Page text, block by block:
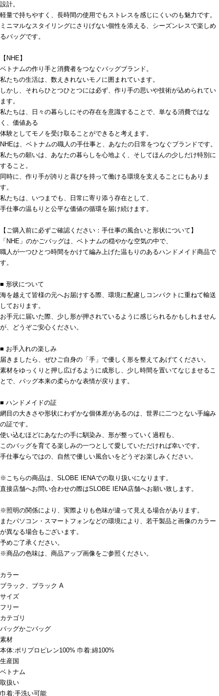
設計。
軽量で持ちやすく、長時間の使用でもストレスを感じにくいのも魅力です。
ミニマルなスタイリングにさりげない個性を添える、シーズンレスで楽しめ
るバッグです。
【NHE】
ベトナムの作り手と消費者をつなぐバッグブランド。
私たちの生活は、数えきれないモノに囲まれています。
しかし、それらひとつひとつには必ず、作り手の思いや技術が込められてい
ます。
私たちは、日々の暮らしにその存在を意識することで、単なる消費ではな
く、価値ある
体験としてモノを受け取ることができると考えます。
NHEは、ベトナムの職人の手仕事と、あなたの日常をつなぐブランドです。
私たちの願いは、あなたの暮らしを心地よく、そしてほんの少しだけ特別に
すること。
同時に、作り手が誇りと喜びを持って働ける環境を支えることにもありま
す。
私たちは、いつまでも、日常に寄り添う存在として、
手仕事の温もりと公平な価値の循環を届け続けます。
【ご購入前に必ずご確認ください：手仕事の風合いと形状について】
「NHE」のかごバッグは、ベトナムの穏やかな空気の中で、
職人が一つひとつ時間をかけて編み上げた温もりのあるハンドメイド商品で
す。
■ 形状について
海を越えて皆様の元へお届けする際、環境に配慮しコンパクトに重ねて輸送
しております。
お手元に届いた際、少し形が押されているように感じられるかもしれません
が、どうぞご安心ください。
■ お手入れの楽しみ
届きましたら、ぜひご自身の「手」で優しく形を整えてあげてください。
素材をゆっくりと押し広げるように成形し、少し時間を置いてなじませるこ
とで、バッグ本来の柔らかな表情が戻ります。
■ ハンドメイドの証
網目の大きさや形状にわずかな個体差があるのは、世界に二つとない手編み
の証です。
使い込むほどにあなたの手に馴染み、形が整っていく過程も、
このバッグを育てる楽しみの一つとして愛していただければ幸いです。
手仕事ならではの、自然で優しい風合いをどうぞお楽しみください。
※こちらの商品は、SLOBE IENAでの取り扱いになります。
直接店舗へお問い合わせの際はSLOBE IENA店舗へお願い致します。
※照明の関係により、実際よりも色味が違って見える場合があります。
またパソコン・スマートフォンなどの環境により、若干製品と画像のカラー
が異なる場合もございます。
予めご了承ください。
※商品の色味は、商品アップ画像をご参照ください。
カラー
ブラック、ブラック A
サイズ
フリー
カテゴリ
バッグかごバッグ
素材
本体:ポリプロピレン100% 巾着:綿100%
生産国
ベトナム
取扱い
巾着:手洗い可能